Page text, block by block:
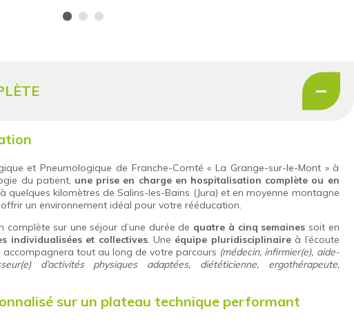
et Pneumologique de Franche-Comté « La Grange-sur-le-Mont » à
du patient, une prise en charge en hospitalisation complète ou en
quelques kilomètres de Salins-les-Bains (Jura) et en moyenne montagne
un environnement idéal pour votre rééducation.
sur une séjour d’une durée de quatre à cinq semaines soit en
individualisées et collectives. Une équipe pluridisciplinaireà l’écoute
tout au long de votre parcours (médecin, infirmier(e), aide-
d’activités physiques adaptées, diététicienne, ergothérapeute,
sur un plateau technique performant